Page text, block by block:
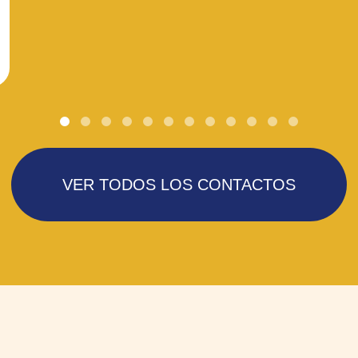
VER TODOS LOS CONTACTOS